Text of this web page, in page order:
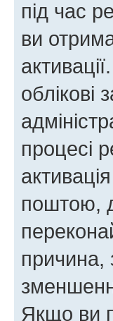
під час
ви
облікові
процесі
поштою,
причина,
Якщо ви